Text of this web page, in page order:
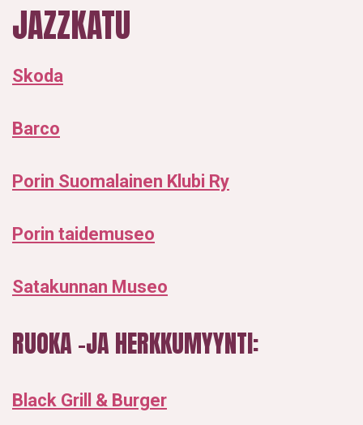
JAZZKATU
Skoda
Barco
Porin Suomalainen Klubi Ry
Porin taidemuseo
Satakunnan Museo
RUOKA –JA HERKKUMYYNTI:
Black Grill & Burger